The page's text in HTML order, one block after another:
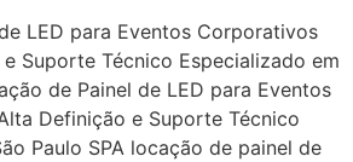
LED para Eventos Corporativos
Suporte Técnico Especializado em
de Painel de LED para Eventos
Definição e Suporte Técnico
Paulo SPA locação de painel de